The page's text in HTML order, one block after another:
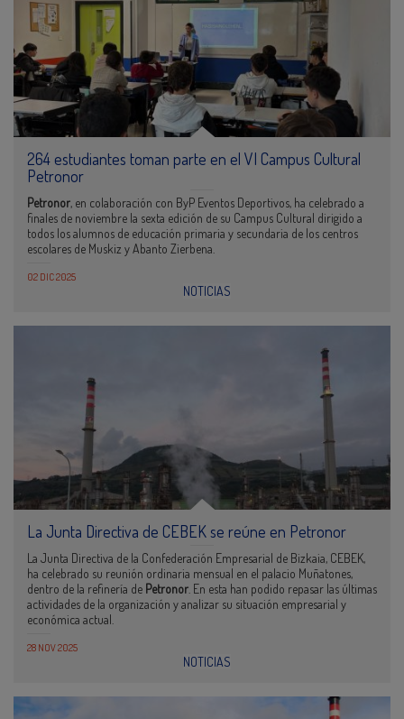
264 estudiantes toman parte en el VI Campus Cultural
Petronor
Petronor, en colaboración con ByP Eventos Deportivos, ha celebrado a
finales de noviembre la sexta edición de su Campus Cultural dirigido a
todos los alumnos de educación primaria y secundaria de los centros
escolares de Muskiz y Abanto Zierbena.
02 DIC 2025
NOTICIAS
La Junta Directiva de CEBEK se reúne en Petronor
La Junta Directiva de la Confederación Empresarial de Bizkaia, CEBEK,
ha celebrado su reunión ordinaria mensual en el palacio Muñatones,
dentro de la refinería de Petronor . En esta han podido repasar las últimas
actividades de la organización y analizar su situación empresarial y
económica actual.
28 NOV 2025
NOTICIAS